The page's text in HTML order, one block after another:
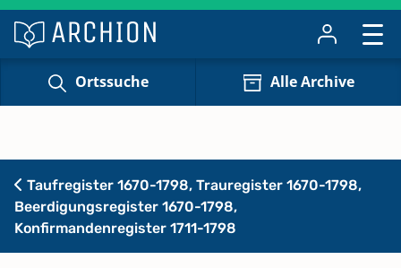
Ortssuche Alle Archive
Taufregister 1670-1798, Trauregister 1670-1798,
Beerdigungsregister 1670-1798,
Konfirmandenregister 1711-1798